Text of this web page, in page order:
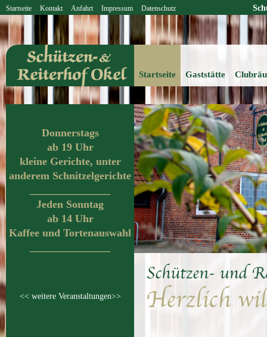
Startseite Kontakt Anfahrt Impressum Datenschutz
Startseite Gaststätte
Donnerstags
ab 19 Uhr
kleine Gerichte, unter
anderem Schnitzelgerichte
Jeden Sonntag
ab 14 Uhr
Kaffee und Tortenauswahl
<< weitere Veranstaltungen>>